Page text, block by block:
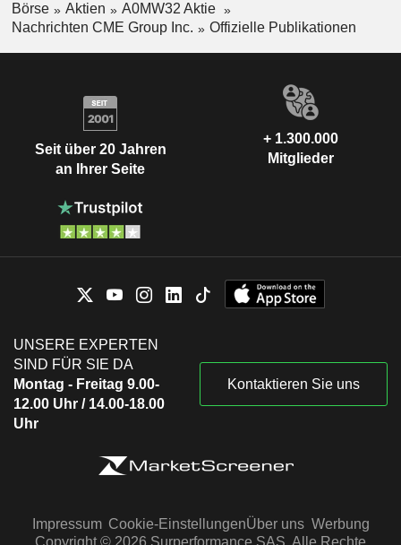
Börse Aktien
A0MW32 Aktie
Nachrichten CME Group Inc.
Offizielle Publikationen
Seit über 20 Jahren
an Ihrer Seite
+ 1.300.000
Mitglieder
UNSERE EXPERTEN
SIND FÜR SIE DA
Montag - Freitag 9.00-
12.00 Uhr / 14.00-18.00
Uhr
Kontaktieren Sie uns
Impressum Cookie-EinstellungenÜber uns Werbung
Copyright © 2026 Surperformance SAS. Alle Rechte